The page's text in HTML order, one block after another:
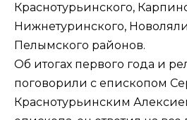
Краснотурьинского,
Нижнетуринского,
Пелымского районов.
Об итогах первого года и
поговорили с епископом
Краснотурьинским